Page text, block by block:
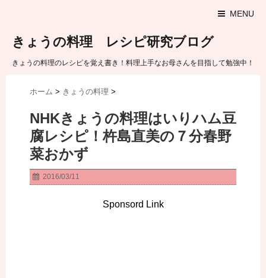
MENU
きょうの料理 レシピ研究ブログ
きょうの料理のレシピを覚え書き！料理上手なお母さんを目指して勉強中！
ホーム > きょうの料理 >
NHKきょうの料理はいりハム豆
腐レシピ！杵島直美の７分春野
菜おかず
2016/03/11
Sponsord Link